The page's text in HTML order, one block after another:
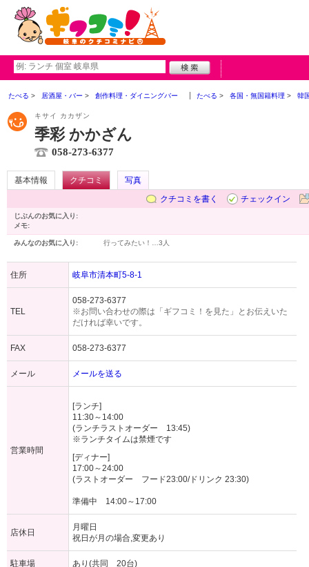
たべる 居酒屋・バー 創作料理・ダイニングバー たべる 各国・無国籍料理 韓
キサイ カカザン
季彩 かかざん
058-273-6377
基本情報 クチコミ
写真
クチコミを書く
チェックイン
じぶんのお気に入り:
メモ:
みんなのお気に入り: 行ってみたい！… 3人
住所 岐阜市清本町5-8-1
TEL
058-273-6377
※お問い合わせの際は「ギフコミ！を見た」とお伝えいた
だければ幸いです。
FAX 058-273-6377
メール メールを送る
営業時間
[ランチ]
11:30～14:00
(ランチラストオーダー 13:45)
※ランチタイムは禁煙です
[ディナー]
17:00～24:00
(ラストオーダー フード23:00/ドリンク 23:30)
準備中 14:00～17:00
店休日
月曜日
祝日が月の場合,変更あり
駐車場 あり(共同 20台)